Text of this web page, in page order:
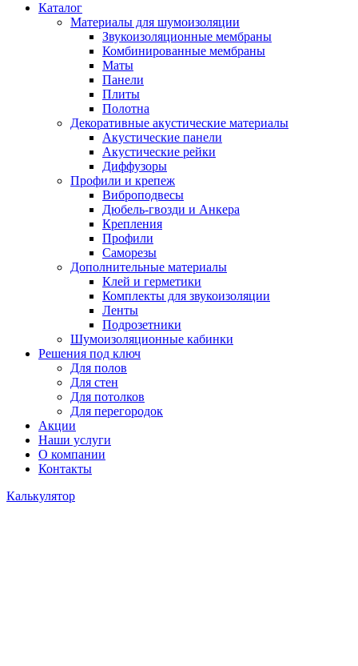
Каталог
Материалы для шумоизоляции
Звукоизоляционные мембраны
Комбинированные мембраны
Маты
Панели
Плиты
Полотна
Декоративные акустические материалы
Акустические панели
Акустические рейки
Диффузоры
Профили и крепеж
Виброподвесы
Дюбель-гвозди и Анкера
Крепления
Профили
Саморезы
Дополнительные материалы
Клей и герметики
Комплекты для звукоизоляции
Ленты
Подрозетники
Шумоизоляционные кабинки
Решения под ключ
Для полов
Для стен
Для потолков
Для перегородок
Акции
Наши услуги
О компании
Контакты
Калькулятор